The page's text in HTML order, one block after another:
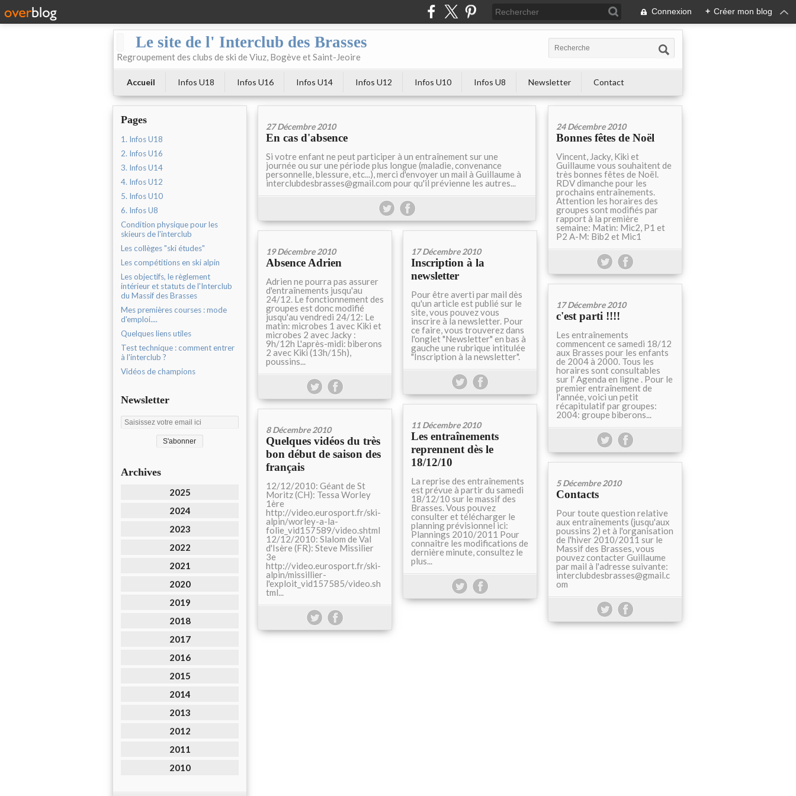
Connexion + Créer mon blog
Le site de l' Interclub des Brasses
Regroupement des clubs de ski de Viuz, Bogève et Saint-Jeoire
Accueil Infos U18 Infos U16 Infos U14 Infos U12 Infos U10 Infos U8 Newsletter Contact
Pages
1. Infos U18
2. Infos U16
3. Infos U14
4. Infos U12
5. Infos U10
6. Infos U8
Condition physique pour les
skieurs de l'interclub
Les collèges "ski études"
Les compétitions en ski alpin
Les objectifs, le règlement
intérieur et statuts de l'Interclub
du Massif des Brasses
Mes premières courses : mode
d'emploi....
Quelques liens utiles
Test technique : comment entrer
à l'interclub ?
Vidéos de champions
Newsletter
Archives
2025
2024
2023
2022
2021
2020
2019
2018
2017
2016
2015
2014
2013
2012
2011
2010
27 Décembre 2010
En cas d'absence
Si votre enfant ne peut participer à un entraînement sur une
journée ou sur une période plus longue (maladie, convenance
personnelle, blessure, etc...), merci d'envoyer un mail à Guillaume à
interclubdesbrasses@gmail.com pour qu'il prévienne les autres...
24 Décembre 2010
Bonnes fêtes de Noël
Vincent, Jacky, Kiki et
Guillaume vous souhaitent de
très bonnes fêtes de Noël.
RDV dimanche pour les
prochains entraînements.
Attention les horaires des
groupes sont modifiés par
rapport à la première
semaine: Matin: Mic2, P1 et
P2 A-M: Bib2 et Mic1
19 Décembre 2010
Absence Adrien
Adrien ne pourra pas assurer
d'entraînements jusqu'au
24/12. Le fonctionnement des
groupes est donc modifié
jusqu'au vendredi 24/12: Le
matin: microbes 1 avec Kiki et
microbes 2 avec Jacky :
9h/12h L'après-midi: biberons
2 avec Kiki (13h/15h),
poussins...
17 Décembre 2010
Inscription à la
newsletter
Pour être averti par mail dès
qu'un article est publié sur le
site, vous pouvez vous
inscrire à la newsletter. Pour
ce faire, vous trouverez dans
l'onglet "Newsletter" en bas à
gauche une rubrique intitulée
"Inscription à la newsletter".
17 Décembre 2010
c'est parti !!!!
Les entraînements
commencent ce samedi 18/12
aux Brasses pour les enfants
de 2004 à 2000. Tous les
horaires sont consultables
sur l' Agenda en ligne . Pour le
premier entraînement de
l'année, voici un petit
récapitulatif par groupes:
2004: groupe biberons...
11 Décembre 2010
Les entraînements
reprennent dès le
18/12/10
La reprise des entraînements
est prévue à partir du samedi
18/12/10 sur le massif des
Brasses. Vous pouvez
consulter et télécharger le
planning prévisionnel ici:
Plannings 2010/2011 Pour
connaître les modifications de
dernière minute, consultez le
plus...
8 Décembre 2010
Quelques vidéos du très
bon début de saison des
français
12/12/2010: Géant de St
Moritz (CH): Tessa Worley
1ère
http://video.eurosport.fr/ski-
alpin/worley-a-la-
folie_vid157589/video.shtml
12/12/2010: Slalom de Val
d'Isère (FR): Steve Missilier
3e
http://video.eurosport.fr/ski-
alpin/missillier-
l'exploit_vid157585/video.sh
tml...
5 Décembre 2010
Contacts
Pour toute question relative
aux entraînements (jusqu'aux
poussins 2) et à l'organisation
de l'hiver 2010/2011 sur le
Massif des Brasses, vous
pouvez contacter Guillaume
par mail à l'adresse suivante:
interclubdesbrasses@gmail.c
om